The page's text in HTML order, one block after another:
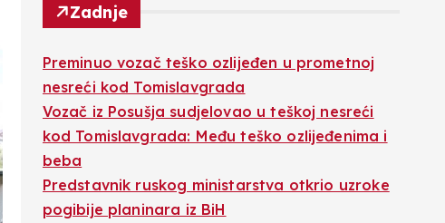
Zadnje
Preminuo vozač teško ozlijeđen u prometnoj
nesreći kod Tomislavgrada
Vozač iz Posušja sudjelovao u teškoj nesreći
kod Tomislavgrada: Među teško ozlijeđenima i
beba
Predstavnik ruskog ministarstva otkrio uzroke
pogibije planinara iz BiH